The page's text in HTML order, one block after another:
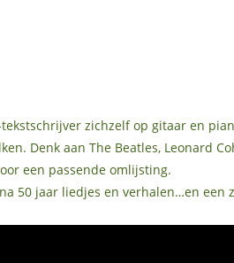
zichzelf op gitaar en
Denk aan The Beatles, Leonard
een passende omlijsting.
50 jaar liedjes en verhalen…en een